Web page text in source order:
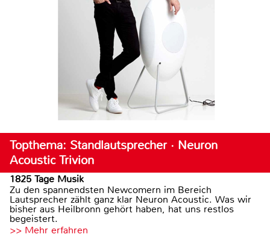
Topthema: Standlautsprecher · Neuron
Acoustic Trivion
1825 Tage Musik
Zu den spannendsten Newcomern im Bereich
Lautsprecher zählt ganz klar Neuron Acoustic. Was wir
bisher aus Heilbronn gehört haben, hat uns restlos
begeistert.
>> Mehr erfahren